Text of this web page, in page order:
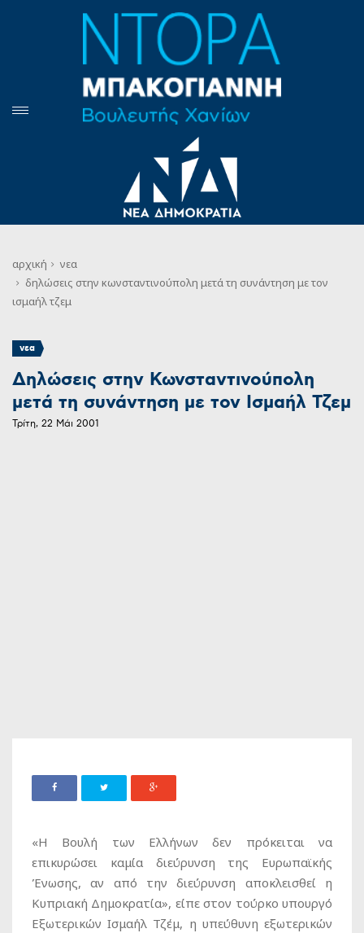
αρχική
νεα
δηλώσεις στην κωνσταντινούπολη μετά τη συνάντηση με τον
ισμαήλ τζεμ
νεα
Δηλώσεις στην Κωνσταντινούπολη
μετά τη συνάντηση με τον Ισμαήλ Τζεμ
Τρίτη, 22 Μάι 2001
«Η Βουλή των Ελλήνων δεν πρόκειται να
επικυρώσει καμία διεύρυνση της Ευρωπαϊκής
Ένωσης, αν από την διεύρυνση αποκλεισθεί η
Κυπριακή Δημοκρατία», είπε στον τούρκο υπουργό
Εξωτερικών Ισμαήλ Τζέμ, η υπεύθυνη εξωτερικών